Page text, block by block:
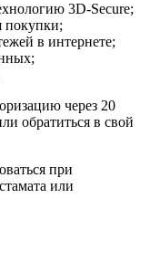
3D-Secure;
покупки;
в интернете;
через 20
обратиться в свой
при
или